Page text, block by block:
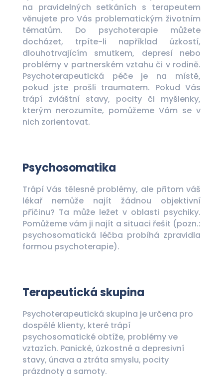
na pravidelných setkáních s terapeutem
věnujete pro Vás problematickým životním
tématům. Do psychoterapie můžete
docházet, trpíte-li například úzkostí,
dlouhotrvajícím smutkem, depresí nebo
problémy v partnerském vztahu či v rodině.
Psychoterapeutická péče je na místě,
pokud jste prošli traumatem. Pokud Vás
trápí zvláštní stavy, pocity či myšlenky,
kterým nerozumíte, pomůžeme Vám se v
nich zorientovat.
Psychosomatika
Trápí Vás tělesné problémy, ale přitom váš
lékař nemůže najít žádnou objektivní
příčinu? Ta může ležet v oblasti psychiky.
Pomůžeme vám ji najít a situaci řešit (pozn.:
psychosomatická léčba probíhá zpravidla
formou psychoterapie).
Terapeutická skupina
Psychoterapeutická skupina je určena pro
dospělé klienty, které trápí
psychosomatické obtíže, problémy ve
vztazích. Panické, úzkostné a depresivní
stavy, únava a ztráta smyslu, pocity
prázdnoty a samoty.